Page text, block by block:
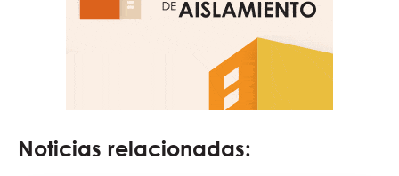
Noticias relacionadas: